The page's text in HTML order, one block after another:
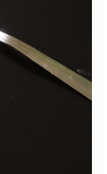
AUTORI
NOI